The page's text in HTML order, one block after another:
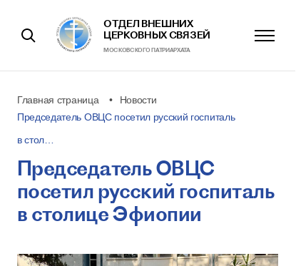
ОТДЕЛ ВНЕШНИХ
ЦЕРКОВНЫХ СВЯЗЕЙ
МОСКОВСКОГО ПАТРИАРХАТА
Главная страница
Новости
Председатель ОВЦС посетил русский госпиталь
в стол…
Председатель ОВЦС
посетил русский госпиталь
в столице Эфиопии